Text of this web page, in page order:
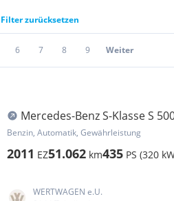
Filter zurücksetzen
6 7 8 9 Weiter
Mercedes-Benz S-Klasse S
TRONIC BRABUS |
Benzin, Automatik, Gewährleistung
2011 EZ51.062 km435 PS (320
WERTWAGEN e.U.